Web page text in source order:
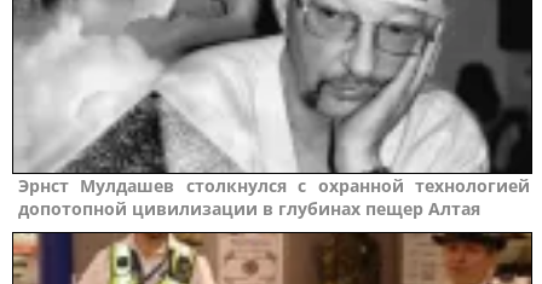
Эрнст Мулдашев столкнулся с охранной технологией
допотопной цивилизации в глубинах пещер Алтая